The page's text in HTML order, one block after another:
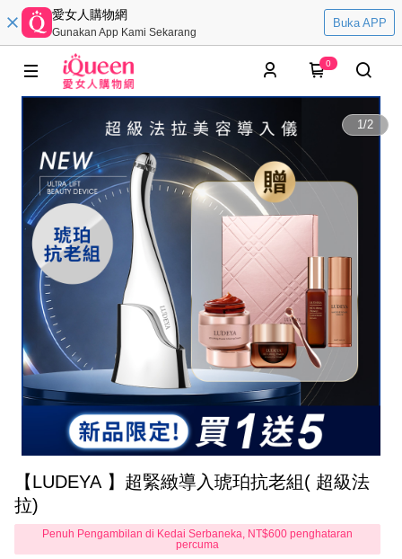
愛女人購物網
Gunakan App Kami Sekarang
Buka APP
0
1/2
【LUDEYA 】超緊緻導入琥珀抗老組( 超級法
拉)
Penuh Pengambilan di Kedai Serbaneka, NT$600 penghataran
percuma